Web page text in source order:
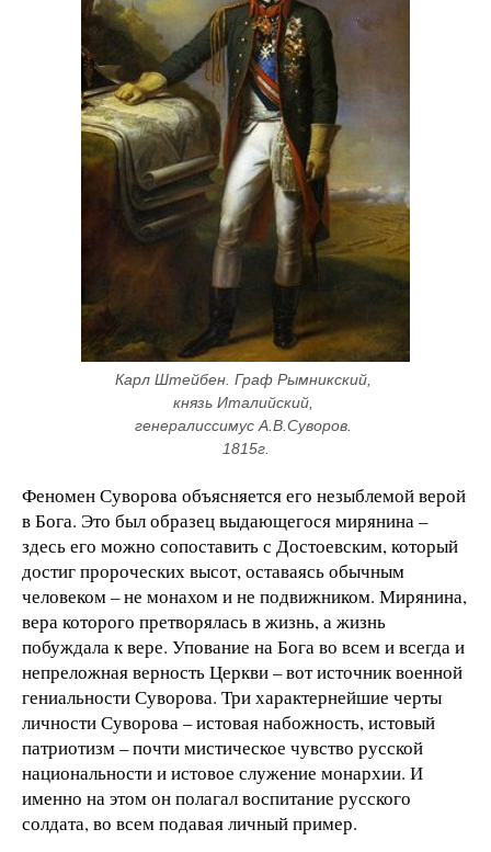
Карл Штейбен. Граф Рымникский,
князь Италийский,
генералиссимус А.В.Суворов.
1815г.
Феномен Суворова объясняется его незыблемой верой
в Бога. Это был образец выдающегося мирянина –
здесь его можно сопоставить с Достоевским, который
достиг пророческих высот, оставаясь обычным
человеком – не монахом и не подвижником. Мирянина,
вера которого претворялась в жизнь, а жизнь
побуждала к вере. Упование на Бога во всем и всегда и
непреложная верность Церкви – вот источник военной
гениальности Суворова. Три характернейшие черты
личности Суворова – истовая набожность, истовый
патриотизм – почти мистическое чувство русской
национальности и истовое служение монархии. И
именно на этом он полагал воспитание русского
солдата, во всем подавая личный пример.